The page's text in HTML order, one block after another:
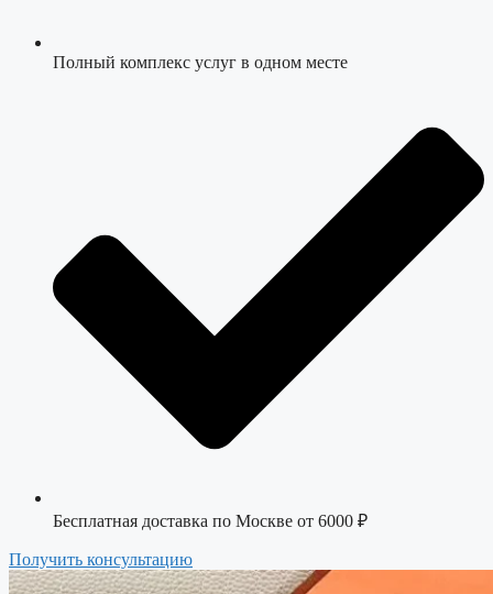
Полный комплекс услуг в одном месте
Бесплатная доставка по Москве от 6000 ₽
Получить консультацию